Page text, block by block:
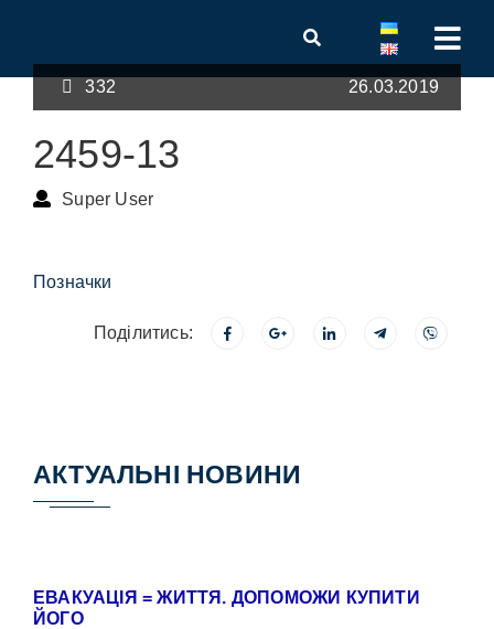
332 26.03.2019
2459-13
Super User
Позначки
Поділитись:
АКТУАЛЬНІ НОВИНИ
ЕВАКУАЦІЯ = ЖИТТЯ. ДОПОМОЖИ КУПИТИ
ЙОГО